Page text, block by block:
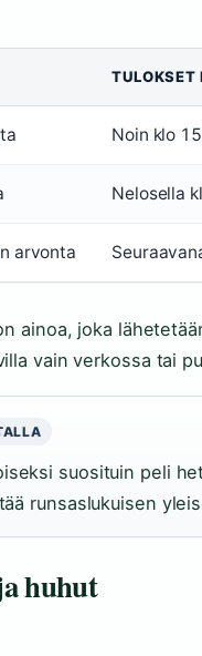
Noin klo
Nelosella
arvonta
ainoa, joka
vain verkossa tai
suosituin peli
runsaslukuisen
huhut